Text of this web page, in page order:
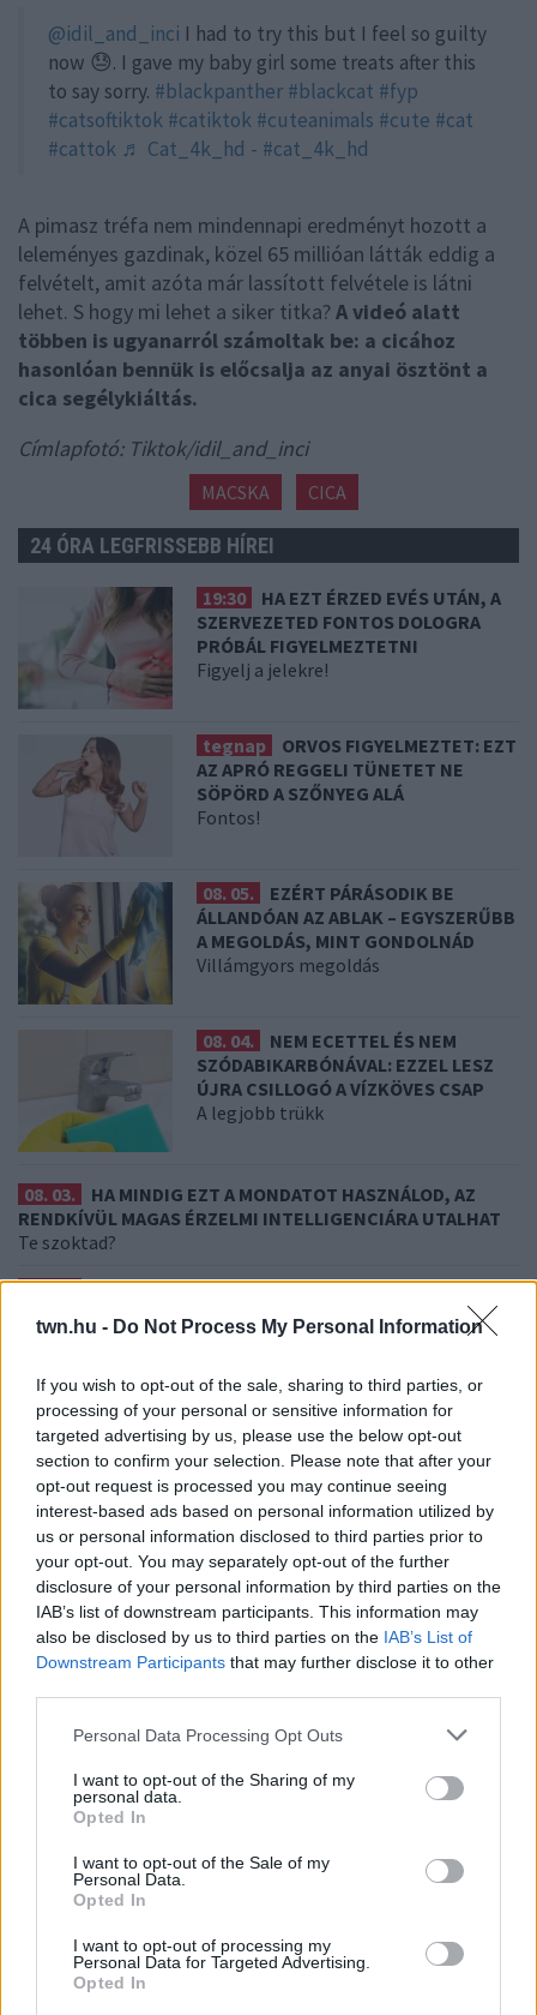
twn.hu - Do Not Process My Personal Information
If you wish to opt-out of the sale, sharing to third parties, or
processing of your personal or sensitive information for
targeted advertising by us, please use the below opt-out
section to confirm your selection. Please note that after your
opt-out request is processed you may continue seeing
interest-based ads based on personal information utilized by
us or personal information disclosed to third parties prior to
your opt-out. You may separately opt-out of the further
disclosure of your personal information by third parties on the
IAB’s list of downstream participants. This information may
also be disclosed by us to third parties on the IAB’s List of
Downstream Participants that may further disclose it to other
Please note that this website/app uses one or more Google
not limited to your visit or usage behaviour. You may click to
grant or deny consent to Google and its third-party tags to
use your data for below specified purposes in below Google
consent section.
Personal Data Processing Opt Outs
I want to opt-out of the Sharing of my
personal data.
Opted In
I want to opt-out of the Sale of my
Personal Data.
Opted In
I want to opt-out of processing my
Personal Data for Targeted Advertising.
Opted In
@idil_and_inci I had to try this but I feel so guilty
now 😓. I gave my baby girl some treats after this
to say sorry. #blackpanther #blackcat #fyp
#catsoftiktok #catiktok #cuteanimals #cute #cat
#cattok ♬ Cat_4k_hd - #cat_4k_hd
A pimasz tréfa nem mindennapi eredményt hozott a
leleményes gazdinak, közel 65 millióan látták eddig a
felvételt, amit azóta már lassított felvétele is látni
lehet. S hogy mi lehet a siker titka?A videó alatt
többen is ugyanarról számoltak be: a cicához
hasonlóan bennük is előcsalja az anyai ösztönt a
cica segélykiáltás.
Címlapfotó: Tiktok/idil_and_inci
MACSKA CICA
24 ÓRA LEGFRISSEBB HÍREI
19:30
HA EZT ÉRZED EVÉS UTÁN, A
SZERVEZETED FONTOS DOLOGRA
PRÓBÁL FIGYELMEZTETNI
Figyelj a jelekre!
tegnap
ORVOS FIGYELMEZTET: EZT
AZ APRÓ REGGELI TÜNETET NE
SÖPÖRD A SZŐNYEG ALÁ
Fontos!
08. 05.
EZÉRT PÁRÁSODIK BE
ÁLLANDÓAN AZ ABLAK – EGYSZERŰBB
A MEGOLDÁS, MINT GONDOLNÁD
Villámgyors megoldás
08. 04.
NEM ECETTEL ÉS NEM
SZÓDABIKARBÓNÁVAL: EZZEL LESZ
ÚJRA CSILLOGÓ A VÍZKÖVES CSAP
A legjobb trükk
08. 03.
HA MINDIG EZT A MONDATOT HASZNÁLOD, AZ
RENDKÍVÜL MAGAS ÉRZELMI INTELLIGENCIÁRA UTALHAT
Te szoktad?
08. 02.
SOKAN ROSSZUL TÁROLJÁK A GYÓGYSZEREIKET –
EMIATT CSÖKKENHET A HATÁSUK
Érdemes odafigyelni rá
08. 01.
EGYRE TÖBB FIATALNÁL JELENTKEZIK EZ A
VITAMINHIÁNY – ILYEN JELEKRE FIGYELJ
Erre figyelj!
07. 31.
NEM A CITROMSAV, AZ ECET VAGY A
SZÓDABIKARBÓNA A LEGERŐSEBB: EZT HASZNÁLJÁK A
SZÁLLODÁKBAN A VÍZKŐ ELLEN
Ez a szer tényleg eltünteti a vízkövet
24 ÓRA TOVÁBBI HÍREI
24 óra